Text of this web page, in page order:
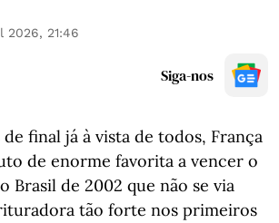
2026, 21:46
Siga-nos
final já à vista de todos, França
de enorme favorita a vencer o
Brasil de 2002 que não se via
tão forte nos primeiros